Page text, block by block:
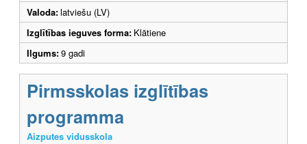
Valoda:latviešu (LV)
Izglītības ieguves forma: Klātiene
Ilgums:9 gadi
Pirmsskolas izglītības
programma
Aizputes vidusskola